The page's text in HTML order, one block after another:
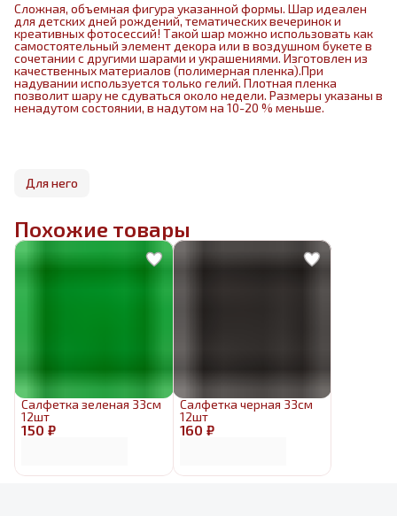
Сложная, объемная фигура указанной формы. Шар идеален
для детских дней рождений, тематических вечеринок и
креативных фотосессий! Такой шар можно использовать как
самостоятельный элемент декора или в воздушном букете в
сочетании с другими шарами и украшениями. Изготовлен из
качественных материалов (полимерная пленка).При
надувании используется только гелий. Плотная пленка
позволит шару не сдуваться около недели. Размеры указаны в
ненадутом состоянии, в надутом на 10-20 % меньше.
Для него
Похожие товары
150 ₽
Салфетка зеленая 33см
12шт
160 ₽
Салфетка черная 33см
12шт